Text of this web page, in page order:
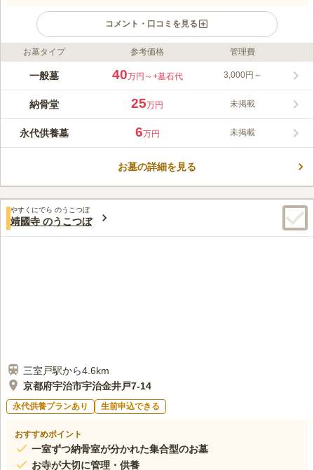
コメント・口コミを見る
ライフドット編集部のコメント
京都府八幡市にある薬薗寺は、アクセスの良さと永代供養の安心
分で、駐車場も完備されています。宗旨・宗派を問わずに利用可
能で、継承者も不要です。屋内型の納骨堂で、天候を気にせずに
お墓タイプ 参考価格 管理費
一般墓 40万円～+墓石代 3,000円～
納骨堂 25万円 未掲載
永代供養墓 6万円 未掲載
お墓の詳細を見る
やすくにでら のうこつぼ
靖國寺 のうこつぼ
三室戸駅から4.6km
京都府宇治市宇治金井戸7-14
永代供養プランあり 生前申込できる
おすすめポイント
一室ずつ納骨室が分かれた集合型のお墓
お寺が大切に管理・供養